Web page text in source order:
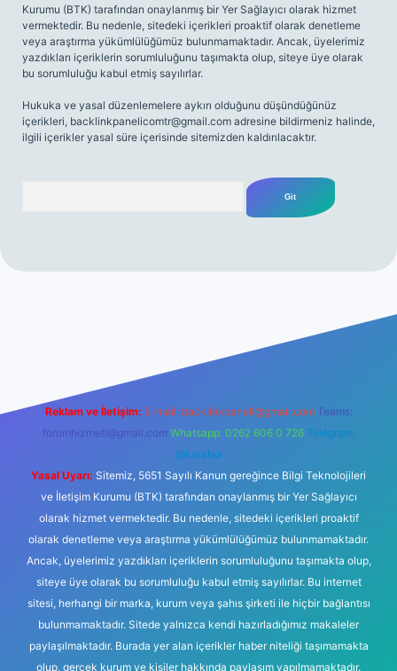
Kurumu (BTK) tarafından onaylanmış bir Yer Sağlayıcı olarak hizmet
vermektedir. Bu nedenle, sitedeki içerikleri proaktif olarak denetleme
veya araştırma yükümlülüğümüz bulunmamaktadır. Ancak, üyelerimiz
yazdıkları içeriklerin sorumluluğunu taşımakta olup, siteye üye olarak
bu sorumluluğu kabul etmiş sayılırlar.
Hukuka ve yasal düzenlemelere aykırı olduğunu düşündüğünüz
içerikleri, backlinkpanelicomtr@gmail.com adresine bildirmeniz halinde,
ilgili içerikler yasal süre içerisinde sitemizden kaldırılacaktır.
Reklam ve İletişim: E-mail: backlinkpaneli@gmail.com Teams:
forumhizmeti@gmail.com Whatsapp: 0262 606 0 726 Telegram:
@karabul
Yasal Uyarı: Sitemiz, 5651 Sayılı Kanun gereğince Bilgi Teknolojileri
ve İletişim Kurumu (BTK) tarafından onaylanmış bir Yer Sağlayıcı
olarak hizmet vermektedir. Bu nedenle, sitedeki içerikleri proaktif
olarak denetleme veya araştırma yükümlülüğümüz bulunmamaktadır.
Ancak, üyelerimiz yazdıkları içeriklerin sorumluluğunu taşımakta olup,
siteye üye olarak bu sorumluluğu kabul etmiş sayılırlar. Bu internet
sitesi, herhangi bir marka, kurum veya şahıs şirketi ile hiçbir bağlantısı
bulunmamaktadır. Sitede yalnızca kendi hazırladığımız makaleler
paylaşılmaktadır. Burada yer alan içerikler haber niteliği taşımamakta
olup, gerçek kurum ve kişiler hakkında paylaşım yapılmamaktadır.